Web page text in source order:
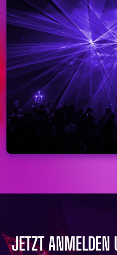
JETZT ANMELDEN